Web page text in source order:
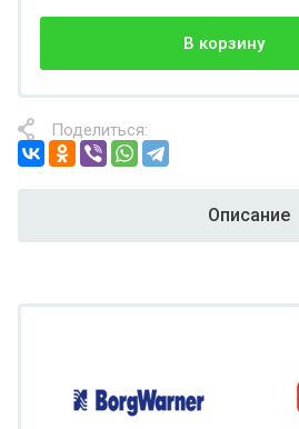
В корзину
Поделиться:
Описание